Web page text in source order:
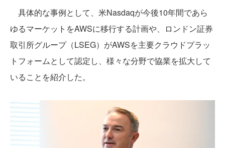
具体的な事例として、米Nasdaqが今後10年間であら
ゆるマーケットをAWSに移行する計画や、ロンドン証券
取引所グループ（LSEG）がAWSを主要クラウドプラッ
トフォームとして認定し、様々な分野で協業を拡大して
いることを紹介した。